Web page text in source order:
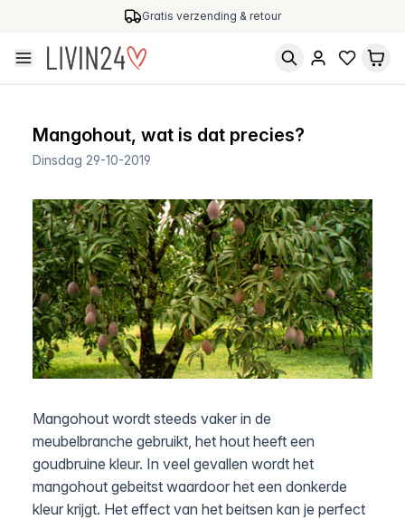
Gratis verzending & retour
Mangohout, wat is dat precies?
Dinsdag 29-10-2019
Mangohout wordt steeds vaker in de
meubelbranche gebruikt, het hout heeft een
goudbruine kleur. In veel gevallen wordt het
mangohout gebeitst waardoor het een donkerde
kleur krijgt. Het effect van het beitsen kan je perfect